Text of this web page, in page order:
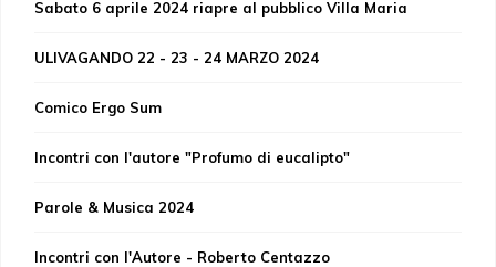
Sabato 6 aprile 2024 riapre al pubblico Villa Maria
ULIVAGANDO 22 - 23 - 24 MARZO 2024
Comico Ergo Sum
Incontri con l'autore "Profumo di eucalipto"
Parole & Musica 2024
Incontri con l'Autore - Roberto Centazzo